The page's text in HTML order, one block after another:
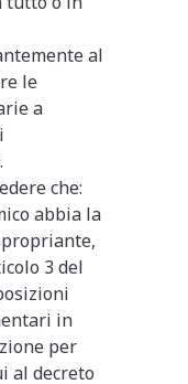
al
le
a
che:
abbia la
3 del
in
per
al decreto